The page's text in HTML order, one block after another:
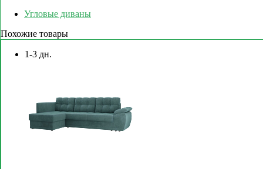
Угловые диваны
Похожие товары
1-3 дн.